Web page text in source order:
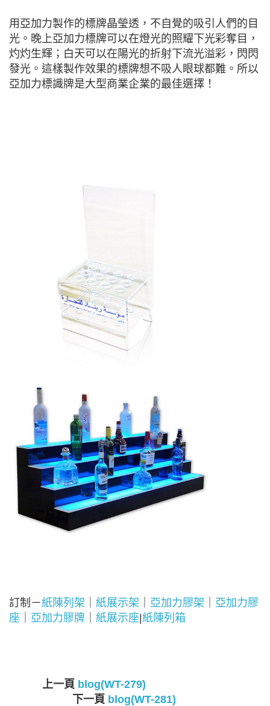
用亞加力製作的標牌晶瑩透，不自覺的吸引人們的目
光。晚上亞加力標牌可以在燈光的照耀下光彩奪目，
灼灼生輝；白天可以在陽光的折射下流光溢彩，閃閃
發光。這樣製作效果的標牌想不吸人眼球都難。所以
亞加力標識牌是大型商業企業的最佳選擇！
訂制－紙陳列架 紙展示架 亞加力膠架
亞加力膠
座
亞加力膠牌 紙展示座 紙陳列箱
上一頁 blog(WT-279)
下一頁 blog(WT-281)